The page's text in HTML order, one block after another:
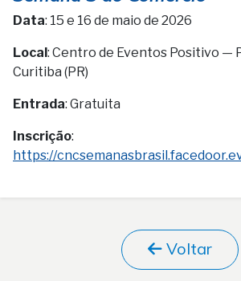
Data: 15 e 16 de maio de 2026
Local: Centro de Eventos Positivo —
Curitiba (PR)
Entrada: Gratuita
Inscrição:
https://
Voltar